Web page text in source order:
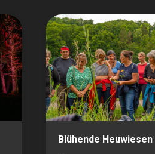
Blühende Heuwiesen